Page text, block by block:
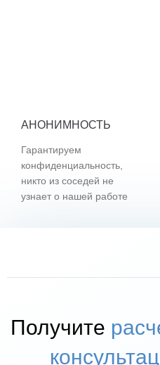
АНОНИМНОСТЬ
Гарантируем
конфиденциальность,
никто из соседей не
узнает о нашей работе
Получите